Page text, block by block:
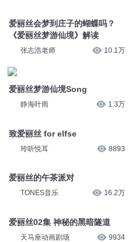
爱丽丝会梦到庄子的蝴蝶吗？
《爱丽丝梦游仙境》解读
张志浩老师 10.1万
爱丽丝梦游仙境Song
静海叶雨 1.3万
致爱丽丝 for elfse
玲听悦耳 8893
爱丽丝的午茶派对
TONES音乐 16.2万
爱丽丝02集 神秘的黑暗隧道
天马座动画剧场 9934